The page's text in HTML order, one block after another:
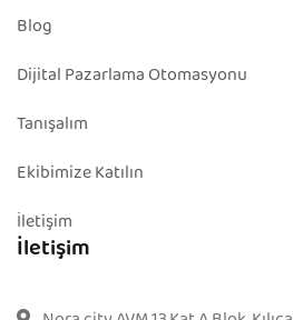
Blog
Dijital Pazarlama Otomasyonu
Tanışalım
Ekibimize Katılın
İletişim
İletişim